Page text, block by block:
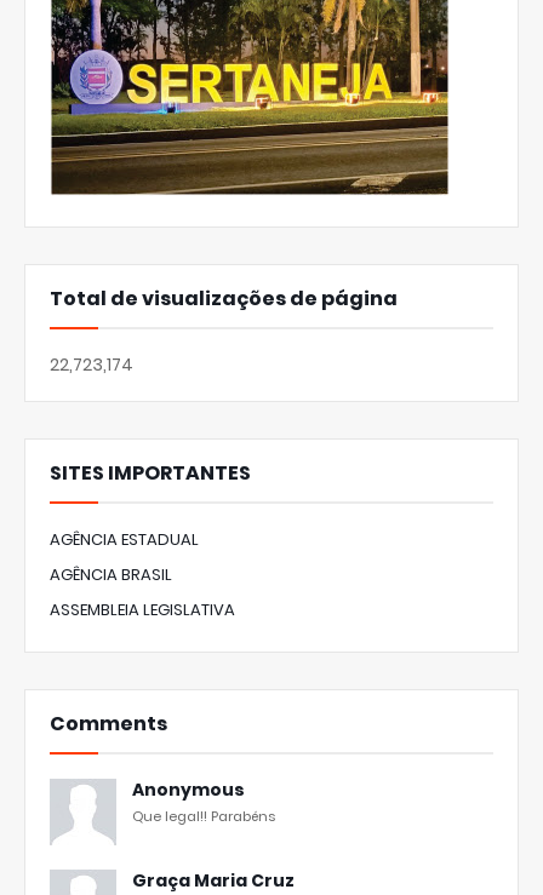
Total de visualizações de página
22,723,174
SITES IMPORTANTES
AGÊNCIA ESTADUAL
AGÊNCIA BRASIL
ASSEMBLEIA LEGISLATIVA
Comments
Anonymous
Que legal!! Parabéns
Graça Maria Cruz